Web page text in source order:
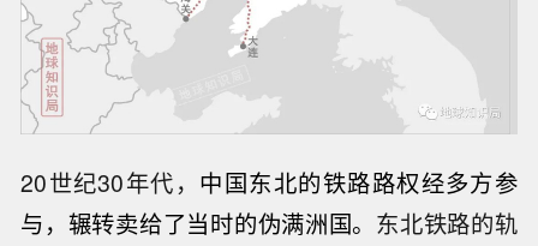
20世纪30年代， 中国东北的铁路路权经多方参
与，辗转卖给了当时的伪满洲国。 东北铁路的轨